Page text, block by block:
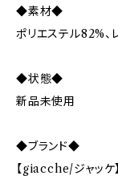
◆素材◆
ポリエステル82%、
◆状態◆
新品未使用
◆ブランド◆
【giacche/ジャッケ】